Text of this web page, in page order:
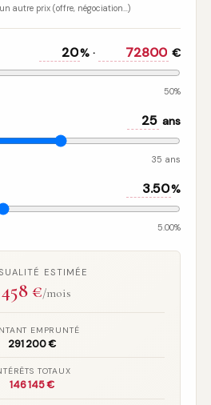
autre prix (offre, négociation…)
% · €
50%
ans
35 ans
%
5.00%
ESTIMÉE
458€/mois
EMPRUNTÉ
291 200 €
TOTAUX
146 145 €